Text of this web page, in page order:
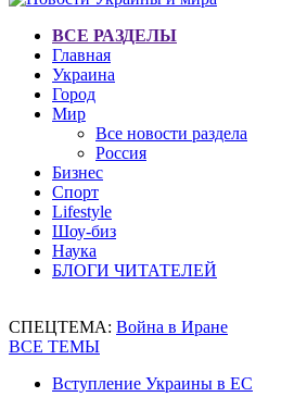
ВСЕ РАЗДЕЛЫ
Главная
Украина
Город
Мир
Все новости раздела
Россия
Бизнес
Спорт
Lifestyle
Шоу-биз
Наука
БЛОГИ ЧИТАТЕЛЕЙ
СПЕЦТЕМА: Война в Иране
ВСЕ ТЕМЫ
Вступление Украины в ЕС